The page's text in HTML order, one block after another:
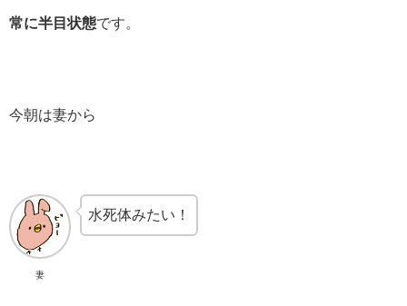
常に半目状態です。
今朝は妻から
妻
水死体みたい！